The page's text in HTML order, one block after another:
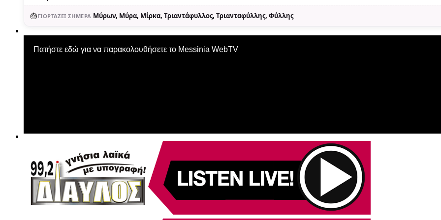
🎂ΓΙΟΡΤΆΖΕΙ ΣΉΜΕΡΑ Μύρων, Μύρα, Μίρκα, Τριαντάφυλλος, Τριανταφύλλης, Φύλλης
Πατήστε εδώ για να παρακολουθήσετε το Messinia WebTV